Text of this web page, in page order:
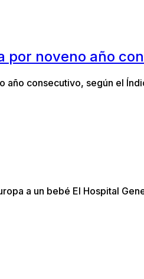
por noveno año
consecutivo, según el
a un bebé El Hospital